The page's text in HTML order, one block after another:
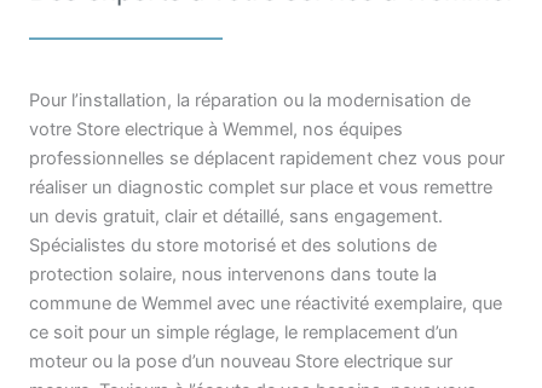
Pour l’installation, la réparation ou la modernisation de
votre Store electrique à Wemmel, nos équipes
professionnelles se déplacent rapidement chez vous pour
réaliser un diagnostic complet sur place et vous remettre
un devis gratuit, clair et détaillé, sans engagement.
Spécialistes du store motorisé et des solutions de
protection solaire, nous intervenons dans toute la
commune de Wemmel avec une réactivité exemplaire, que
ce soit pour un simple réglage, le remplacement d’un
moteur ou la pose d’un nouveau Store electrique sur